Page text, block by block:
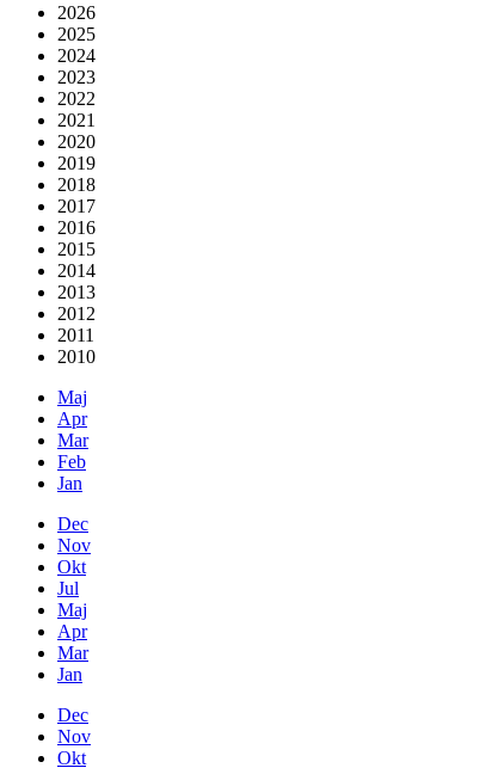
2026
2025
2024
2023
2022
2021
2020
2019
2018
2017
2016
2015
2014
2013
2012
2011
2010
Maj
Apr
Mar
Feb
Jan
Dec
Nov
Okt
Jul
Maj
Apr
Mar
Jan
Dec
Nov
Okt